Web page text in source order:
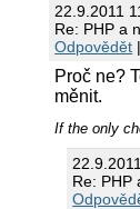
22.9.2011
Re: PHP a
Odpovědět
Proč ne?
měnit.
If the only
Re: PHP